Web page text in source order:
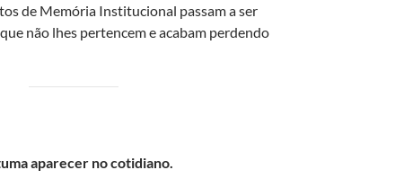
de Memória Institucional passam a ser
não lhes pertencem e acabam perdendo
aparecer no cotidiano.